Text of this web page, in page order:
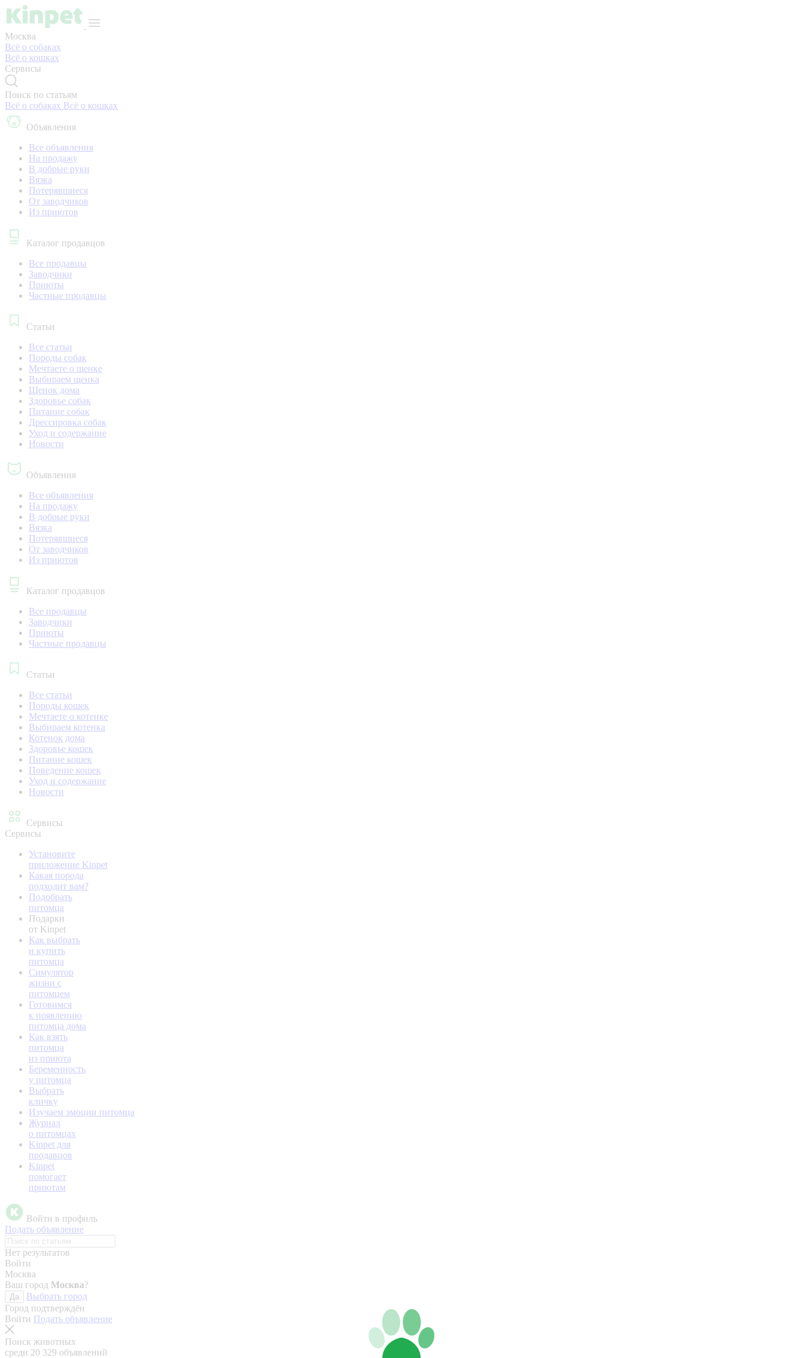
Москва
Всё о собаках
Всё о кошках
Сервисы
Поиск по статьям
Всё о собаках Всё о кошках
Объявления
Все объявления
На продажу
В добрые руки
Вязка
Потерявшиеся
От заводчиков
Из приютов
Каталог продавцов
Все продавцы
Заводчики
Приюты
Частные продавцы
Статьи
Все статьи
Породы собак
Мечтаете о щенке
Выбираем щенка
Щенок дома
Здоровье собак
Питание собак
Дрессировка собак
Уход и содержание
Новости
Объявления
Все объявления
На продажу
В добрые руки
Вязка
Потерявшиеся
От заводчиков
Из приютов
Каталог продавцов
Все продавцы
Заводчики
Приюты
Частные продавцы
Статьи
Все статьи
Породы кошек
Мечтаете о котенке
Выбираем котенка
Котенок дома
Здоровье кошек
Питание кошек
Поведение кошек
Уход и содержание
Новости
Сервисы
Сервисы
Установите
приложение Kinpet
Какая порода
подходит вам?
Подобрать
питомца
Подарки
от Kinpet
Как выбрать
и купить
питомца
Симулятор
жизни с
питомцем
Готовимся
к появлению
питомца дома
Как взять
питомца
из приюта
Беременность
у питомца
Выбрать
кличку
Изучаем эмоции питомца
Журнал
о питомцах
Kinpet для
продавцов
Kinpet
помогает
приютам
Войти в профиль
Подать объявление
Нет результатов
Войти
Москва
Ваш город Москва?
Да
Выбрать город
Город подтверждён
Войти Подать объявление
Поиск животных
среди 20 329 объявлений